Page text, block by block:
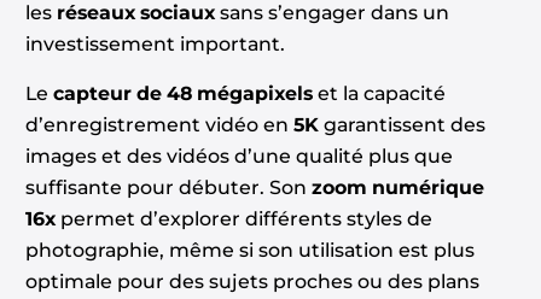
les réseaux sociauxsans s’engager dans un
investissement important.
Le capteur de 48 mégapixelset la capacité
d’enregistrement vidéo en 5Kgarantissent des
images et des vidéos d’une qualité plus que
suffisante pour débuter. Son zoom numérique
16xpermet d’explorer différents styles de
photographie, même si son utilisation est plus
optimale pour des sujets proches ou des plans